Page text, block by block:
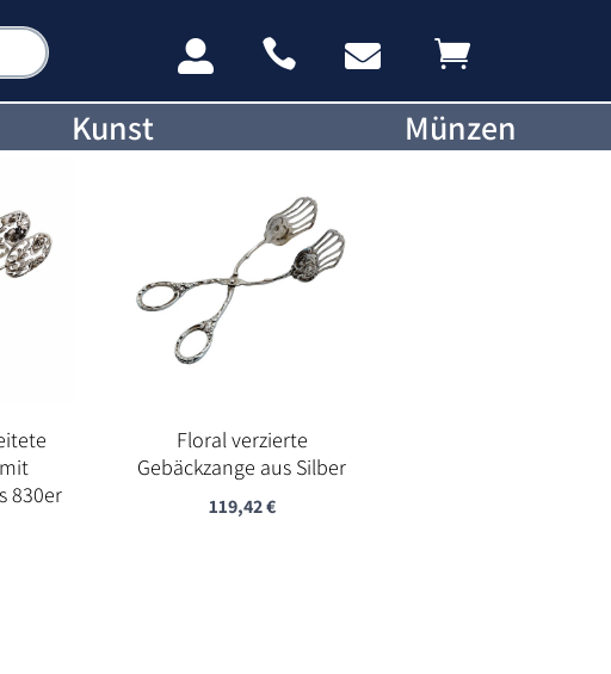
   
Kunst Münzen
830er
Floral verzierte
Gebäckzange aus Silber
119,42€